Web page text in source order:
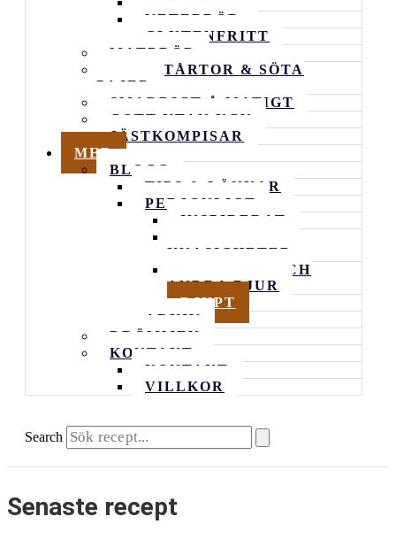
VETEBRÖD
GLUTENFRITT
MATBRÖD
GODA TÅRTOR & SÖTA
PAJER
SMARRIGT Å MATIGT
GOTT UTAN UGN
JÄSTKOMPISAR
MER
BLOGG
TIPS & LÄNKAR
PERSONLIGT
INSPIRERAT
KNASIGHETER
FAMILJEN OCH
ANDRA DJUR
DJUPT
ARKIV
DRÖMMEN
KONTAKT
KONTAKT
VILLKOR
Search
Senaste recept